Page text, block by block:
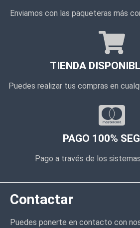
Enviamos con las paqueteras más
TIENDA
Puedes realizar tus compras en
PAGO 100%
Pago a través de los
Contactar
Puedes ponerte en contacto con